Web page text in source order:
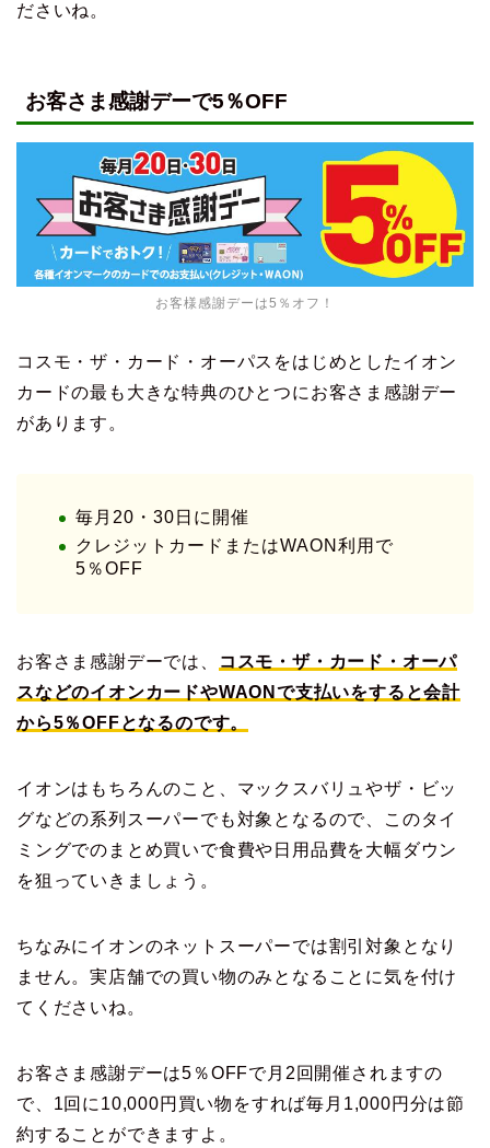
ださいね。
お客さま感謝デーで5％OFF
お客様感謝デーは5％オフ！
コスモ・ザ・カード・オーパスをはじめとしたイオン
カードの最も大きな特典のひとつにお客さま感謝デー
があります。
毎月20・30日に開催
クレジットカードまたはWAON利用で
5％OFF
お客さま感謝デーでは、
コスモ・ザ・カード・オーパ
スなどのイオンカードやWAONで支払いをすると会計
から5％OFFとなるのです。
イオンはもちろんのこと、マックスバリュやザ・ビッ
グなどの系列スーパーでも対象となるので、このタイ
ミングでのまとめ買いで食費や日用品費を大幅ダウン
を狙っていきましょう。
ちなみにイオンのネットスーパーでは割引対象となり
ません。実店舗での買い物のみとなることに気を付け
てくださいね。
お客さま感謝デーは5％OFFで月2回開催されますの
で、1回に10,000円買い物をすれば毎月1,000円分は節
約することができますよ。